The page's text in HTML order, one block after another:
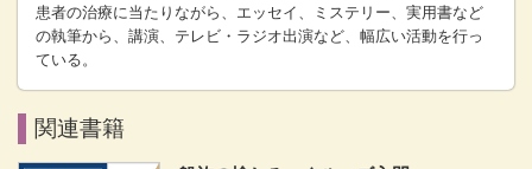
患者の治療に当たりながら、エッセイ、ミステリー、実用書など
の執筆から、講演、テレビ・ラジオ出演など、幅広い活動を行っ
ている。
関連書籍